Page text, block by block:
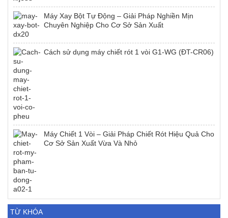
Máy Xay Bột Tự Động – Giải Pháp Nghiền Mịn
Chuyên Nghiệp Cho Cơ Sở Sản Xuất
Cách sử dụng máy chiết rót 1 vòi G1-WG (ĐT-CR06)
Máy Chiết 1 Vòi – Giải Pháp Chiết Rót Hiệu Quả Cho
Cơ Sở Sản Xuất Vừa Và Nhỏ
TỪ KHÓA